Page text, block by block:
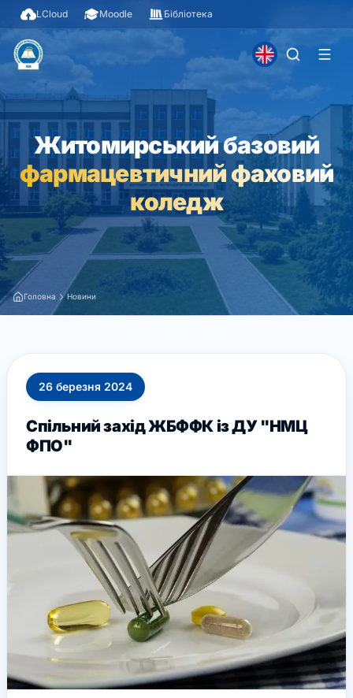
LCloud Moodle Бібліотека
Житомирський базовий
фармацевтичний фаховий
коледж
Головна Новини
26 березня 2024
Спільний захід ЖБФФК із ДУ "НМЦ
ФПО"